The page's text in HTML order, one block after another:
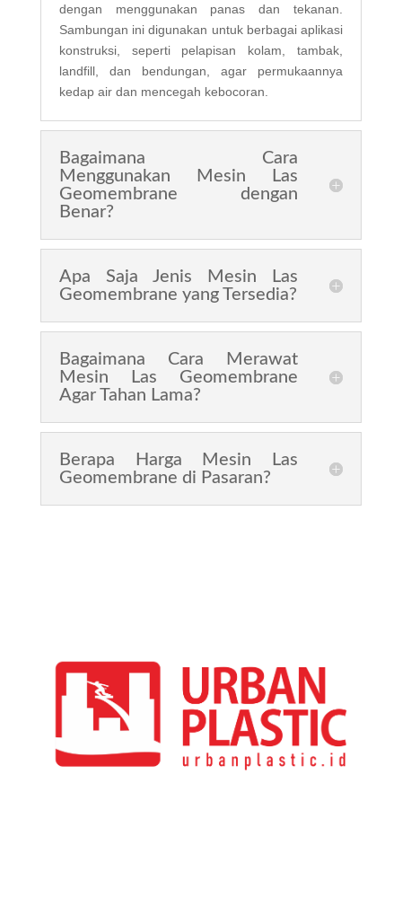
dengan menggunakan panas dan tekanan.
Sambungan ini digunakan untuk berbagai aplikasi
konstruksi, seperti pelapisan kolam, tambak,
landfill, dan bendungan, agar permukaannya
kedap air dan mencegah kebocoran.
Bagaimana Cara
Menggunakan Mesin Las
Geomembrane dengan
Benar?
Apa Saja Jenis Mesin Las
Geomembrane yang Tersedia?
Bagaimana Cara Merawat
Mesin Las Geomembrane
Agar Tahan Lama?
Berapa Harga Mesin Las
Geomembrane di Pasaran?